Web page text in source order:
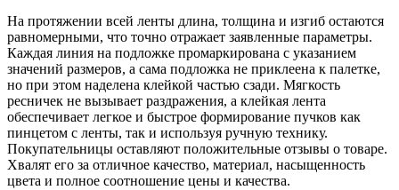
На протяжении всей ленты длина, толщина и изгиб остаются
равномерными, что точно отражает заявленные параметры.
Каждая линия на подложке промаркирована с указанием
значений размеров, а сама подложка не приклеена к палетке,
но при этом наделена клейкой частью сзади. Мягкость
ресничек не вызывает раздражения, а клейкая лента
обеспечивает легкое и быстрое формирование пучков как
пинцетом с ленты, так и используя ручную технику.
Покупательницы оставляют положительные отзывы о товаре.
Хвалят его за отличное качество, материал, насыщенность
цвета и полное соотношение цены и качества.